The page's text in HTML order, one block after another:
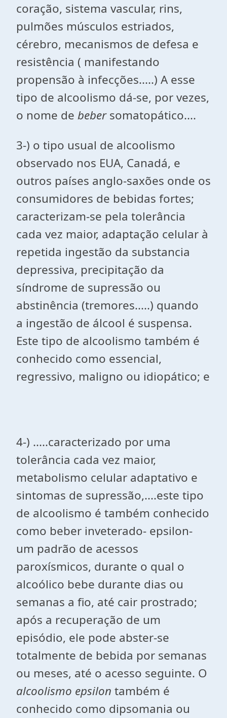
coração, sistema vascular, rins,
pulmões músculos estriados,
cérebro, mecanismos de defesa e
resistência ( manifestando
propensão à infecções.....) A esse
tipo de alcoolismo dá-se, por vezes,
o nome de bebersomatopático....
3-) o tipo usual de alcoolismo
observado nos EUA, Canadá, e
outros países anglo-saxões onde os
consumidores de bebidas fortes;
caracterizam-se pela tolerância
cada vez maior, adaptação celular à
repetida ingestão da substancia
depressiva, precipitação da
síndrome de supressão ou
abstinência (tremores.....) quando
a ingestão de álcool é suspensa.
Este tipo de alcoolismo também é
conhecido como essencial,
regressivo, maligno ou idiopático; e
4-) .....caracterizado por uma
tolerância cada vez maior,
metabolismo celular adaptativo e
sintomas de supressão,....este tipo
de alcoolismo é também conhecido
como beber inveterado- epsilon-
um padrão de acessos
paroxísmicos, durante o qual o
alcoólico bebe durante dias ou
semanas a fio, até cair prostrado;
após a recuperação de um
episódio, ele pode abster-se
totalmente de bebida por semanas
ou meses, até o acesso seguinte. O
alcoolismo epsilon também é
conhecido como dipsomania ou